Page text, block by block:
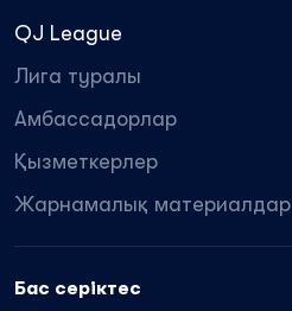
QJ League
Лига туралы
Амбассадорлар
Қызметкерлер
Жарнамалық материалдар
Бас серіктес